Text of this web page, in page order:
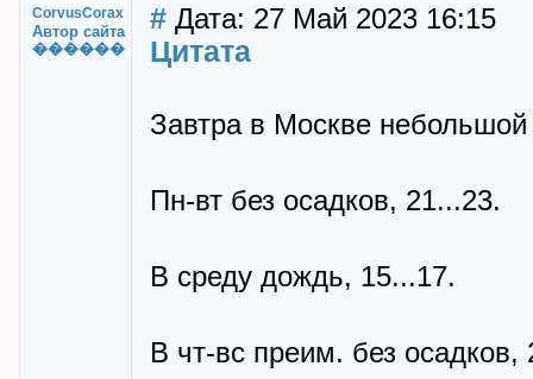
CorvusCorax
Автор сайта
������
# Дата: 27 Май 2023 16:15
Цитата
Завтра в Москве
Пн-вт без осадков, 21...23.
В среду дождь, 15...17.
В чт-вс преим. без осадков,